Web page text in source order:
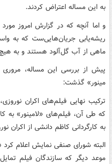
به این مساله اعتراض کردند.
و اما آنچه که در گزارش امروز
ریشه‌یابی جریان‌هایی‌ست که به
ماهی از آب گل‌آلود هستند و به
پیش از بررسی این مساله، مروری
مینور» گذشت:
که طی آن، فیلم‌های «لامینور» به
به کارگردانی کاظم دانشی از اکران نوروز ۱۴۰۱ کنار گذاشته
البته شورای صنفی نمایش اعلام کرد
موعد دیگر که سازندگان فیلم